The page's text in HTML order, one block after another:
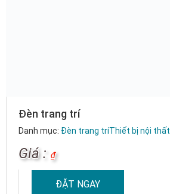
Đèn trang trí
Danh mục: Đèn trang tríThiết bị nội thất
Giá : ₫
ĐẶT NGAY